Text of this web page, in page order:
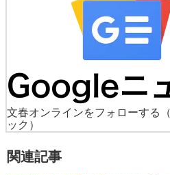
文春オンラインをフォローする
ック）
関連記事